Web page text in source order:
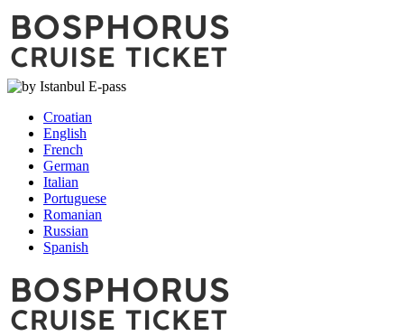
Croatian
English
French
German
Italian
Portuguese
Romanian
Russian
Spanish